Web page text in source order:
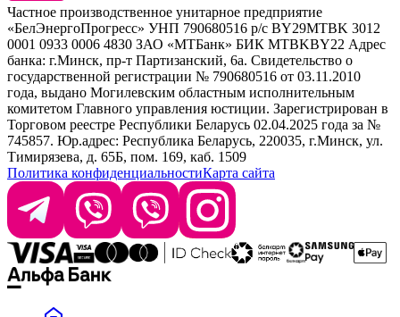
Selective Professional
White Line
+ 375 29 1649505
info@krasabel.by
Офис: г. Минск, ул. Тимирязева 65Б, офис 1509
Склад: г. Минск, ул. Домбровская, 15
Время работы: пн–чт 9:00–17:30, пт 9:00–17:00
Частное производственное унитарное предприятие
«БелЭнергоПрогресс» УНП 790680516 р/с BY29MTBK 3012
0001 0933 0006 4830 ЗАО «МТБанк» БИК MTBKBY22 Адрес
банка: г.Минск, пр-т Партизанский, 6а. Свидетельство о
государственной регистрации № 790680516 от 03.11.2010
года, выдано Могилевским областным исполнительным
комитетом Главного управления юстиции. Зарегистрирован в
Торговом реестре Республики Беларусь 02.04.2025 года за №
745857. Юр.адрес: Республика Беларусь, 220035, г.Минск, ул.
Тимирязева, д. 65Б, пом. 169, каб. 1509
Политика конфиденциальностиКарта сайта